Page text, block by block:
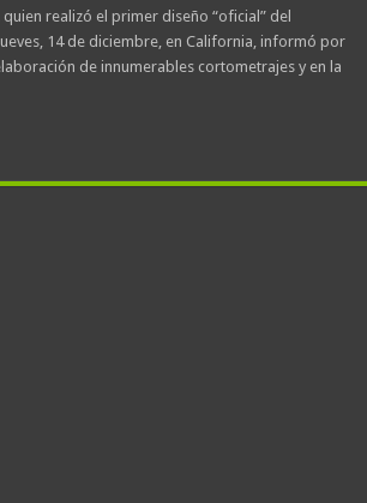
quien realizó el primer diseño “oficial” del
14 de diciembre, en California, informó por
de innumerables cortometrajes y en la